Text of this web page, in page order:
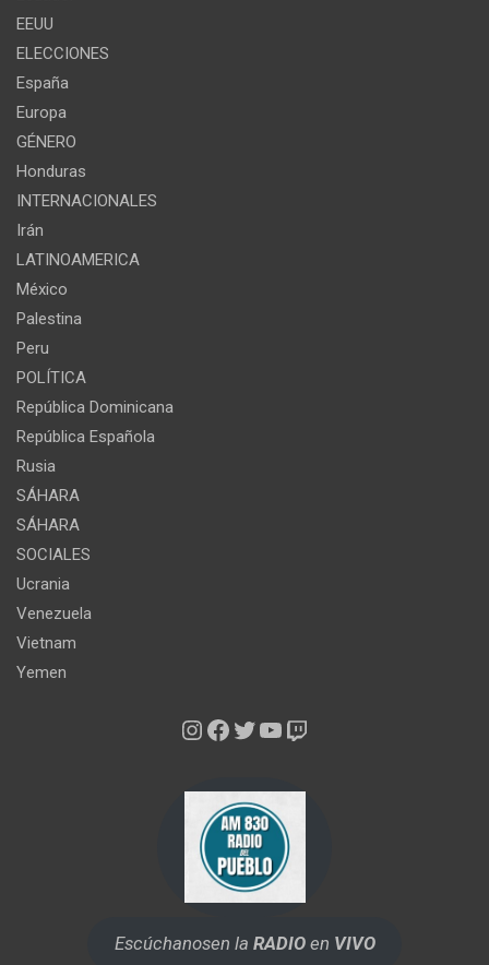
EEUU
ELECCIONES
España
Europa
GÉNERO
Honduras
INTERNACIONALES
Irán
LATINOAMERICA
México
Palestina
Peru
POLÍTICA
República Dominicana
República Española
Rusia
SÁHARA
SÁHARA
SOCIALES
Ucrania
Venezuela
Vietnam
Yemen
Instagram
Facebook
Twitter
YouTube
Twitch
Escúchanosen la RADIOen VIVO